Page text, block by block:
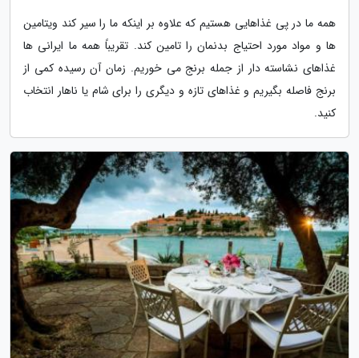
همه ما در پی غذاهایی هستیم که علاوه بر اینکه ما را سیر کند ویتامین
ها و مواد مورد احتیاج بدنمان را تامین کند. تقریباً همه ما ایرانی ها
غذاهای نشاسته دار از جمله برنج می خوریم. زمان آن رسیده کمی از
برنج فاصله بگیریم و غذاهای تازه و دیگری را برای شام یا ناهار انتخاب
کنید.